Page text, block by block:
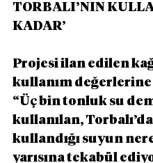
TORBALI’NIN
KADAR’
Projesi ilan edilen
kullanım
“Üç bin tonluk su
kullanılan,
kullandığı suyun
yarısına tekabül